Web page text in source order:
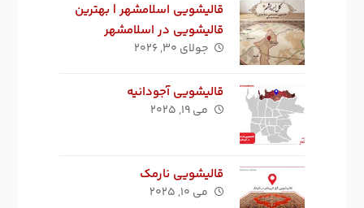
قالیشویی اسلامشهر | بهترین
قالیشویی در اسلامشهر
جولای ۳۰, ۲۰۲۶
قالیشویی آجودانیه
می ۱۹, ۲۰۲۵
قالیشویی نارمک
می ۱۰, ۲۰۲۵